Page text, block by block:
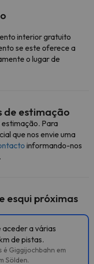
interior gratuito
se este oferece a
o lugar de
de estimação
Para
que nos envie uma
informando-nos
esqui próximas
a várias
de pistas.
é Giggijochbahn em
Sölden.